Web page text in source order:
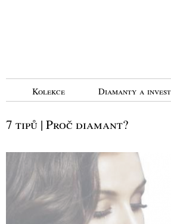
Kolekce Diamanty a
7 tipů | Proč diamant?